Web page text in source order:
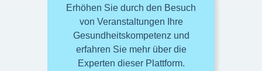
Erhöhen Sie durch den Besuch
von Veranstaltungen Ihre
Gesundheitskompetenz und
erfahren Sie mehr über die
Experten dieser Plattform.